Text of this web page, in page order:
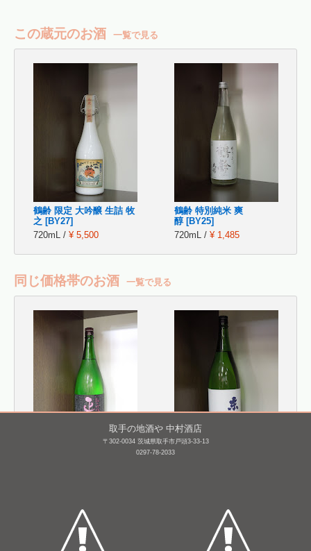
この蔵元のお酒 一覧で見る
鶴齢 限定 大吟醸 生詰 牧
之 [BY27]
720mL / ¥ 5,500
鶴齢 特別純米 爽
醇 [BY25]
720mL / ¥ 1,485
同じ価格帯のお酒 一覧で見る
東鶴 特別純米
取手の地酒や 中村酒店
〒302-0034 茨城県取手市戸頭3-33-13
0297-78-2033